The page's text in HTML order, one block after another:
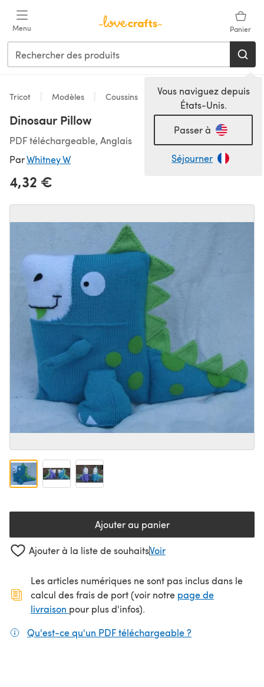
Menu Panier
Vous naviguez depuis
États-Unis.
Passer à
Séjourner
Tricot Modèles Coussins
Dinosaur Pillow
PDF téléchargeable, Anglais
ParWhitney W
4,32 €
Ajouter au panier
Ajouter à la liste de souhaitsVoir
Les articles numériques ne sont pas inclus dans le
calcul des frais de port (voir notre page de
livraison (s'ouvre dans un nouvel onglet)
pour plus d'infos).
Qu'est-ce qu'un PDF téléchargeable ?